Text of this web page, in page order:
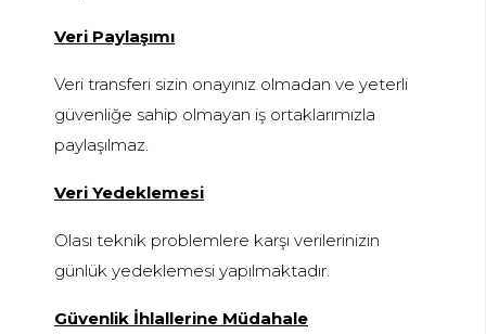
Veri Paylaşımı
Veri transferi sizin onayınız olmadan ve yeterli
güvenliğe sahip olmayan iş ortaklarımızla
paylaşılmaz.
Veri Yedeklemesi
Olası teknik problemlere karşı verilerinizin
günlük yedeklemesi yapılmaktadır.
Güvenlik İhlallerine Müdahale